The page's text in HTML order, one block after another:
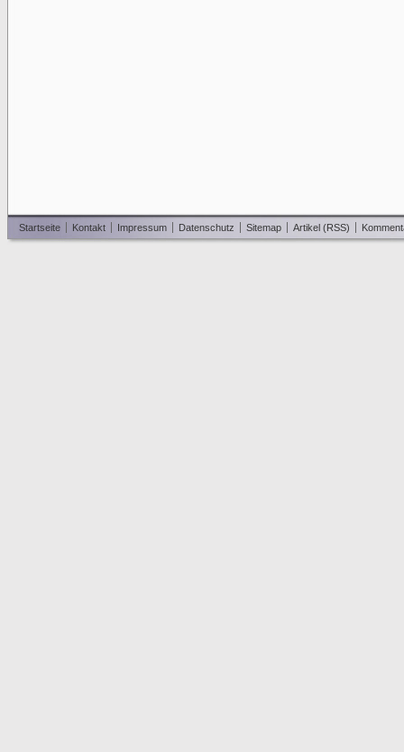
Startseite Kontakt Impressum Datenschutz Sitemap Artikel (RSS)